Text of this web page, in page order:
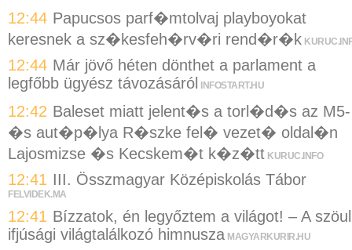
12:44 Papucsos parf�mtolvaj playboyokat
keresnek a sz�kesfeh�rv�ri rend�r�k
12:44 Már jövő héten dönthet a parlament a
legfőbb ügyész távozásáról
INFOSTART.HU
12:42 Baleset miatt jelent�s a torl�d�s az M5-
�s aut�p�lya R�szke fel� vezet� oldal�n
Lajosmizse �s Kecskem�t k�z�tt KURUC.INFO
12:41 III. Összmagyar Középiskolás Tábor
FELVIDEK.MA
12:41 Bízzatok, én legyőztem a világot! – A
ifjúsági világtalálkozó himnusza MAGYARKURIR.HU